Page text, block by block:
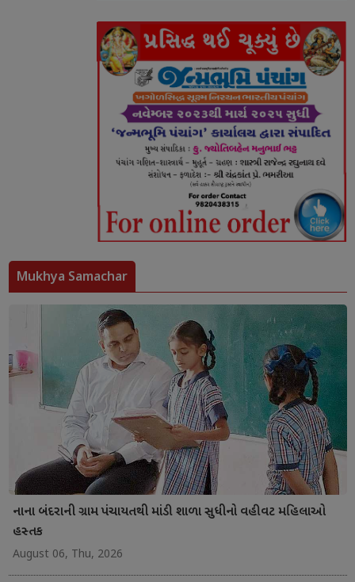
Mukhya Samachar
નાના બંદરાની ગ્રામ પંચાયતથી માંડી શાળા સુધીનો વહીવટ મહિલાઓ
હસ્તક
August 06, Thu, 2026